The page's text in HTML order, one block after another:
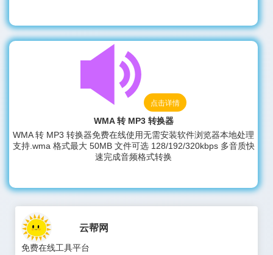
点击详情
WMA 转 MP3 转换器
WMA 转 MP3 转换器免费在线使用无需安装软件浏览器本地处理
支持.wma 格式最大 50MB 文件可选 128/192/320kbps 多音质快
速完成音频格式转换
云帮网
免费在线工具平台